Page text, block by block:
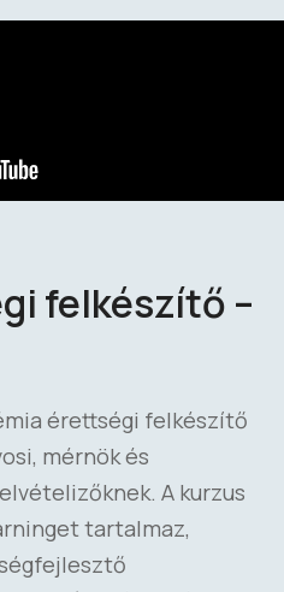
felkészítő –
érettségi felkészítő
mérnök és
A kurzus
tartalmaz,